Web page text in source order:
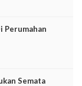
Perumahan
Semata